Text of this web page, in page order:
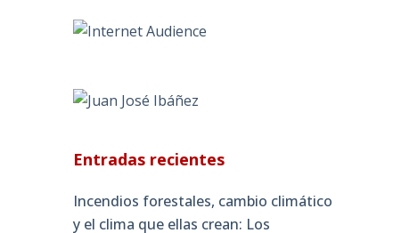
Entradas recientes
Incendios forestales, cambio climático
y el clima que ellas crean: Los